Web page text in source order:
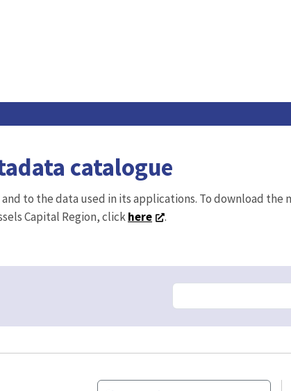
catalogue
to the data used in its applications. To download
Capital Region, clickhere .